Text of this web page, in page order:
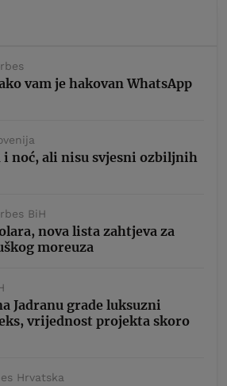
vam je hakovan WhatsApp
i noć, ali nisu svjesni ozbiljnih
BiH
nova lista zahtjeva za
moreuza
Jadranu grade luksuzni
vrijednost projekta skoro
Hrvatska